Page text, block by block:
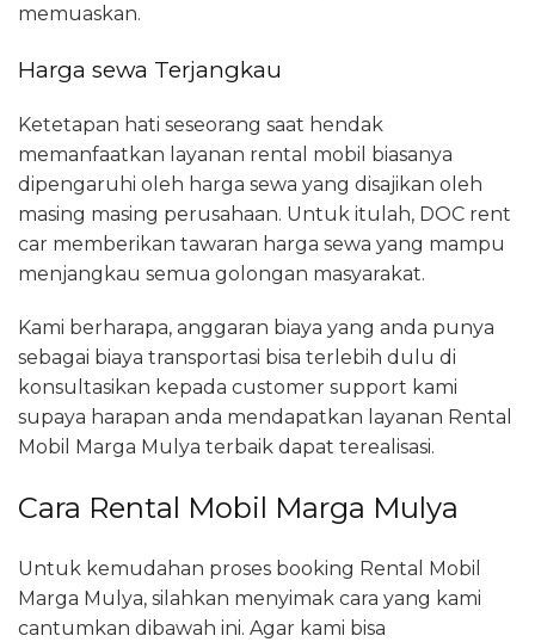
memuaskan.
Harga sewa Terjangkau
Ketetapan hati seseorang saat hendak
memanfaatkan layanan rental mobil biasanya
dipengaruhi oleh harga sewa yang disajikan oleh
masing masing perusahaan. Untuk itulah, DOC rent
car memberikan tawaran harga sewa yang mampu
menjangkau semua golongan masyarakat.
Kami berharapa, anggaran biaya yang anda punya
sebagai biaya transportasi bisa terlebih dulu di
konsultasikan kepada customer support kami
supaya harapan anda mendapatkan layanan Rental
Mobil Marga Mulya terbaik dapat terealisasi.
Cara Rental Mobil Marga Mulya
Untuk kemudahan proses booking Rental Mobil
Marga Mulya, silahkan menyimak cara yang kami
cantumkan dibawah ini. Agar kami bisa